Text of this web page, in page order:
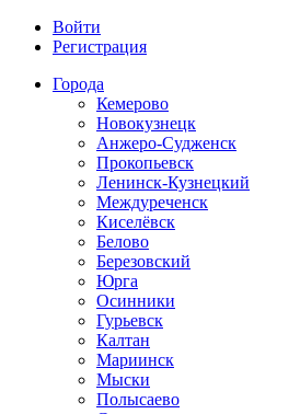
Войти
Регистрация
Города
Кемерово
Новокузнецк
Анжеро-Судженск
Прокопьевск
Ленинск-Кузнецкий
Междуреченск
Киселёвск
Белово
Березовский
Юрга
Осинники
Гурьевск
Калтан
Мариинск
Мыски
Полысаево